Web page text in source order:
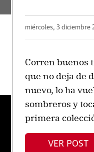
miércoles, 3 diciembre
Corren buenos
que no deja de
nuevo, lo ha
sombreros y
primera
VER POST